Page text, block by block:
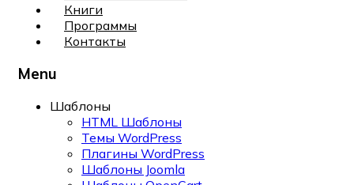
Книги
Программы
Контакты
Menu
Шаблоны
HTML Шаблоны
Темы WordPress
Плагины WordPress
Шаблоны Joomla